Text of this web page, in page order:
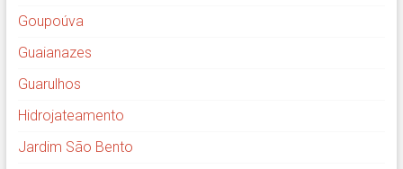
Goupoúva
Guaianazes
Guarulhos
Hidrojateamento
Jardim São Bento